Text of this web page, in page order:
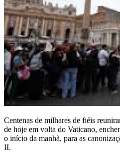
Centenas de milhares de fiéis
de hoje em volta do Vaticano,
o início da manhã, para as
II.